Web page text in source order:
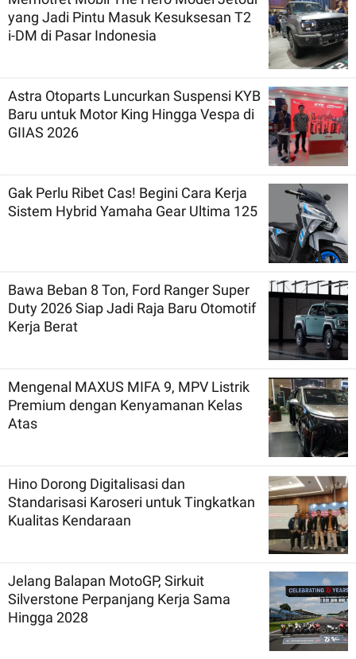
yang Jadi Pintu Masuk Kesuksesan T2
i-DM di Pasar Indonesia
Astra Otoparts Luncurkan Suspensi KYB
Baru untuk Motor King Hingga Vespa di
GIIAS 2026
Gak Perlu Ribet Cas! Begini Cara Kerja
Sistem Hybrid Yamaha Gear Ultima 125
Bawa Beban 8 Ton, Ford Ranger Super
Duty 2026 Siap Jadi Raja Baru Otomotif
Kerja Berat
Mengenal MAXUS MIFA 9, MPV Listrik
Premium dengan Kenyamanan Kelas
Atas
Hino Dorong Digitalisasi dan
Standarisasi Karoseri untuk Tingkatkan
Kualitas Kendaraan
Jelang Balapan MotoGP, Sirkuit
Silverstone Perpanjang Kerja Sama
Hingga 2028